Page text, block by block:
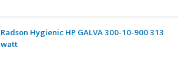
Radson Hygienic HP GALVA 300-10-900 313
watt